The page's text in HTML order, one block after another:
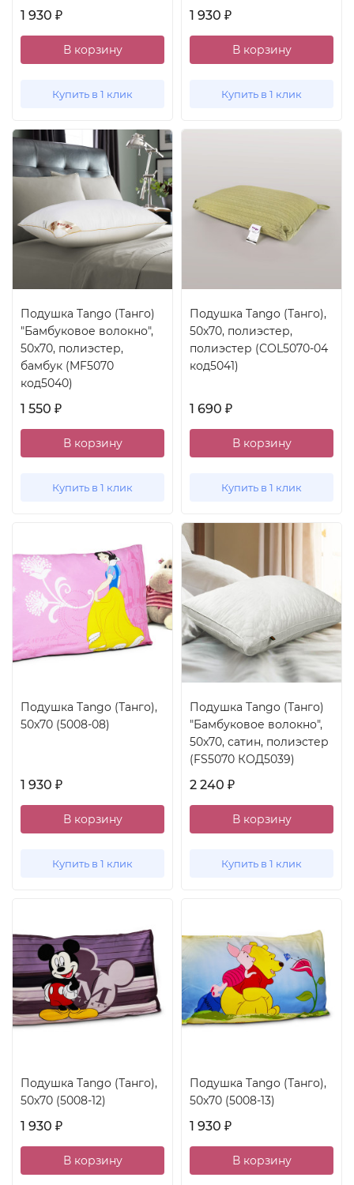
1 930 ₽
В корзину
Купить в 1 клик
1 930 ₽
В корзину
Купить в 1 клик
Подушка Tango (Танго)
"Бамбуковое волокно",
50x70, полиэстер,
бамбук (MF5070
код5040)
1 550 ₽
В корзину
Купить в 1 клик
Подушка Tango (Танго),
50x70, полиэстер,
полиэстер (COL5070-04
код5041)
1 690 ₽
В корзину
Купить в 1 клик
Подушка Tango (Танго),
50x70 (5008-08)
1 930 ₽
В корзину
Купить в 1 клик
Подушка Tango (Танго)
"Бамбуковое волокно",
50x70, сатин, полиэстер
(FS5070 КОД5039)
2 240 ₽
В корзину
Купить в 1 клик
Подушка Tango (Танго),
50x70 (5008-12)
1 930 ₽
В корзину
Подушка Tango (Танго),
50x70 (5008-13)
1 930 ₽
В корзину